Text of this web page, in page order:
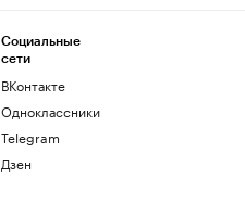
Социальные
сети
ВКонтакте
Одноклассники
Telegram
Дзен